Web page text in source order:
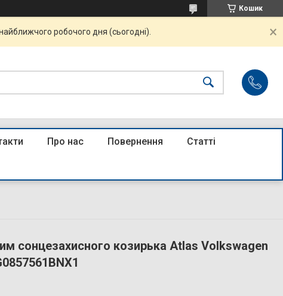
Кошик
робочого дня (сьогодні).
Про нас Повернення Статті
сонцезахисного козирька Atlas Volkswagen